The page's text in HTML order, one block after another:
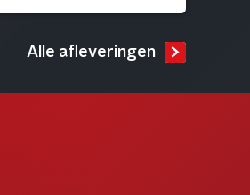
Alle afleveringen